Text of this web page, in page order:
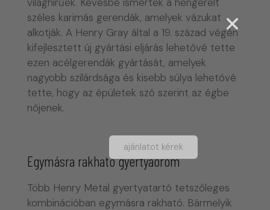
széles karimás gerendák, amelyek vázukat
alkotják. A Henry Gray által a 19. század végén
kifejlesztett új gyártási eljárás lehetővé tette
ezen acélgerendák gyártását, amelyek
nagyobb szilárdsága és kisebb súlya lehetővé
tette, hogy az épületek szó szerint az égbe
nőjenek.
Egymásra rakható gyertyaöröm
Több Henry Metal gyertyatartó tetszőleges
kombinációban egymásra rakható. Bármelyik
ajánlatot kérek